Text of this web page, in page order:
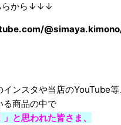
らから↓↓↓
ンスタや当店のYouTube等
る商品の中で
」と思われた皆さま、